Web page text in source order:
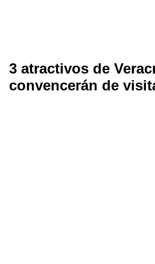
3 atractivos de
convencerán de